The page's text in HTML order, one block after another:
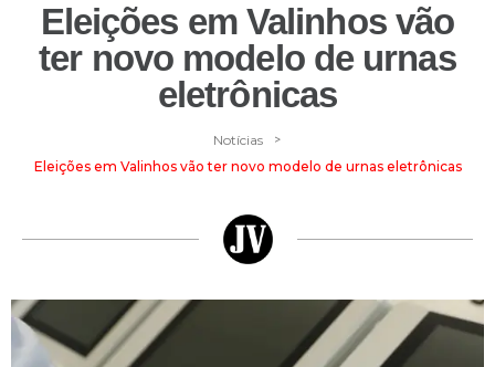
Eleições em Valinhos vão
ter novo modelo de urnas
eletrônicas
Notícias >
Eleições em Valinhos vão ter novo modelo de urnas eletrônicas